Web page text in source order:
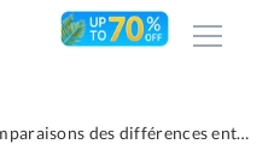
Comparaisons des différences entre les M1, M2, M3 et M4 ! Lequel préférez-vous ?